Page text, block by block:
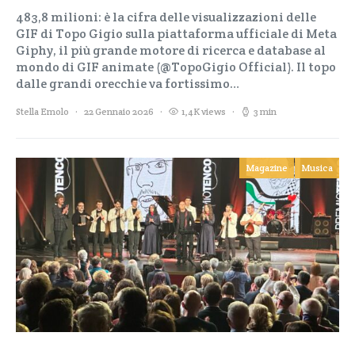
483,8 milioni: è la cifra delle visualizzazioni delle
GIF di Topo Gigio sulla piattaforma ufficiale di Meta
Giphy, il più grande motore di ricerca e database al
mondo di GIF animate (@TopoGigio Official). Il topo
dalle grandi orecchie va fortissimo…
Stella Emolo 22 Gennaio 2026 1,4K views 3 min
Magazine Musica